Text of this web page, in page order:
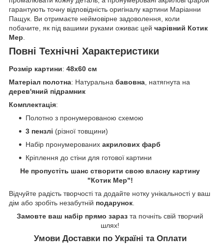
гарантують точну відповідність оригіналу картини Маріанни
Пащук. Ви отримаєте неймовірне задоволення, коли
побачите, як під вашими руками оживає цей чарівний Котик
Мер
Повні Технічні Характеристики
Розмір картини: 48x60 см
Матеріал полотна: Натуральна бавовна , натягнута на
дерев'яний підрамник
Комплектація:
Полотно з пронумерованою схемою
3 пензлі (різної товщини)
Набір пронумерованих акрилових фарб
Кріплення до стіни для готової картини
Не пропустіть шанс створити свою власну картину
"Котик Мер"!
Відчуйте радість творчості та додайте нотку унікальності у ваш
дім або зробіть незабутній подарунок
Замовте ваш набір прямо зараз та почніть свій творчий
шлях!
Умови Доставки по Україні та Оплати